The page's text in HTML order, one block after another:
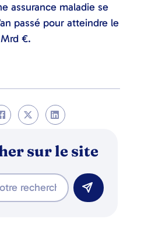
assurance maladie se
passé pour atteindre le
€.
sur le site